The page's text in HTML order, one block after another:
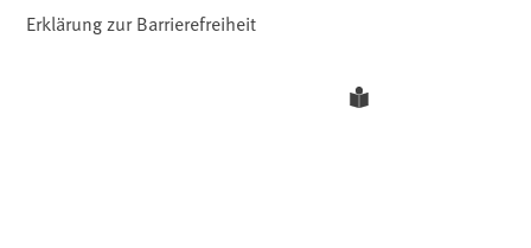
Erklärung zur Barrierefreiheit